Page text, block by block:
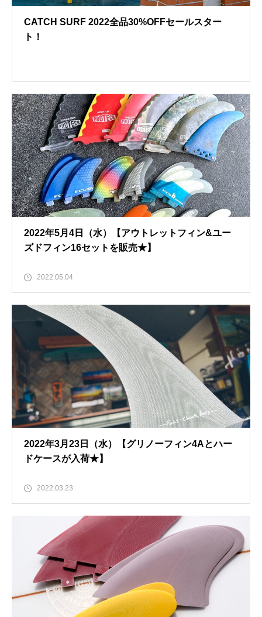
CATCH SURF 2022全品30%OFFセールスター
ト！
2022年5月4日（水）【アウトレットフィン&ユー
ズドフィン16セットを販売★】
2022.05.04
2022年3月23日（水）【グリノーフィン4Aとハー
ドケースが入荷★】
2022.03.23